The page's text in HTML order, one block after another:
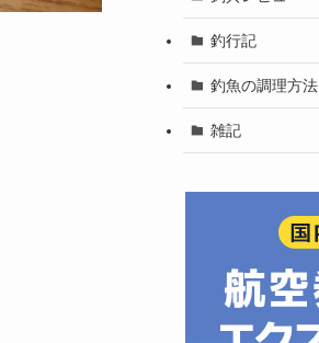
釣行記
釣魚の調理方法
雑記